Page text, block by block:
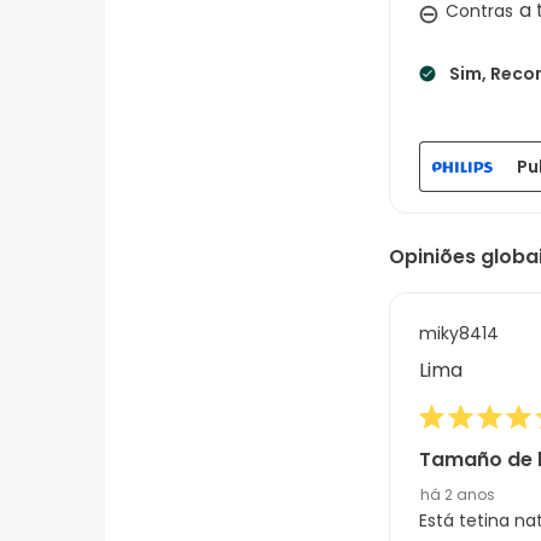
Contras a
Sim,
Opiniões
miky8414
Lima
Tamaño de
há 2 anos
Está tetina